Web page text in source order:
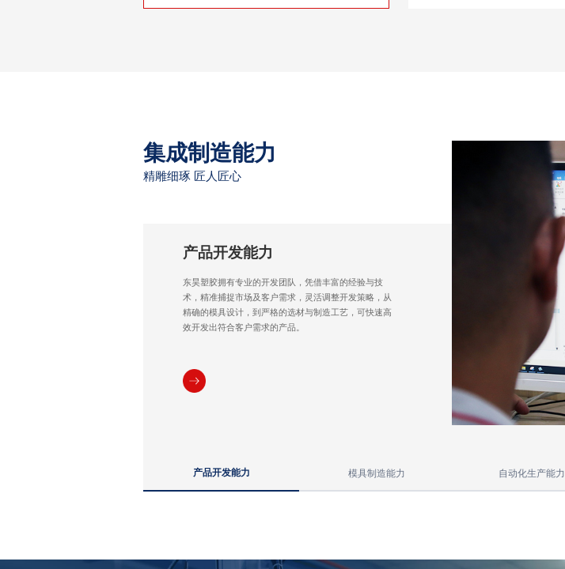
集成制造能力
精雕细琢 匠人匠心
产品开发能力
东昊塑胶拥有专业的开发团队，凭借丰富的经验与技
术，精准捕捉市场及客户需求，灵活调整开发策略，从
精确的模具设计，到严格的选材与制造工艺，可快速高
效开发出符合客户需求的产品。
产品开发能力 模具制造能力 自动化生产能力